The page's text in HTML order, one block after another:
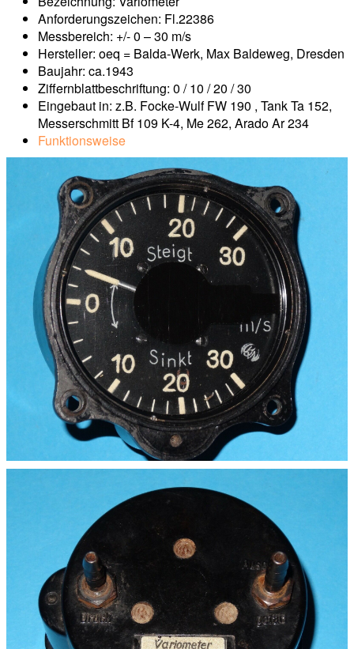
Anforderungszeichen: Fl.22386
Messbereich: +/- 0 – 30 m/s
Hersteller: oeq = Balda-Werk, Max Baldeweg, Dresden
Baujahr: ca.1943
Ziffernblattbeschriftung: 0 / 10 / 20 / 30
Eingebaut in: z.B. Focke-Wulf FW 190 , Tank Ta 152,
Messerschmitt Bf 109 K-4, Me 262, Arado Ar 234
Funktionsweise